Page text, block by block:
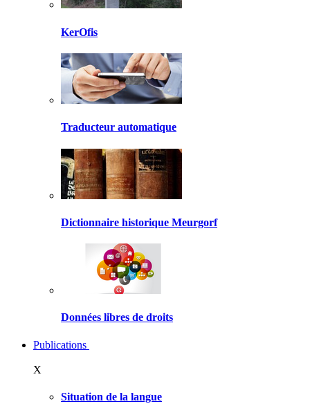
KerOfis
Traducteur automatique
Dictionnaire historique Meurgorf
Données libres de droits
Publications
X
Situation de la langue